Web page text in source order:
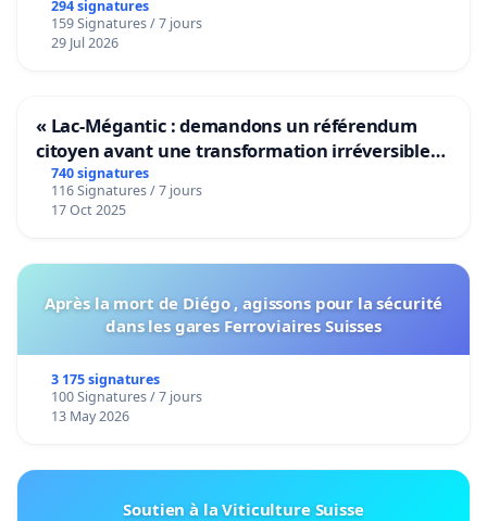
294 signatures
159 Signatures / 7 jours
29 Jul 2026
« Lac-Mégantic : demandons un référendum
citoyen avant une transformation irréversible
de notre territoire »
740 signatures
116 Signatures / 7 jours
17 Oct 2025
Après la mort de Diégo , agissons pour la sécurité
dans les gares Ferroviaires Suisses
3 175 signatures
100 Signatures / 7 jours
13 May 2026
Soutien à la Viticulture Suisse